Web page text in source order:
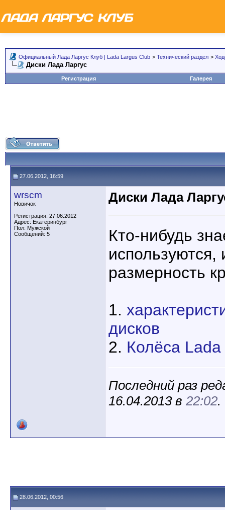
Официальный Лада Ларгус Клуб | Lada Largus Club > Технический раздел >
Диски Лада Ларгус
Регистрация Галерея
27.06.2012, 16:59
wrscm
Новичок
Регистрация: 27.06.2012
Адрес: Екатеринбург
Пол: Мужской
Сообщений: 5
Диски Лада
Кто-нибудь
используются,
размерность
1.
дисков
2. Колёса
Последний раз
16.04.2013 в 22:02.
28.06.2012, 00:56